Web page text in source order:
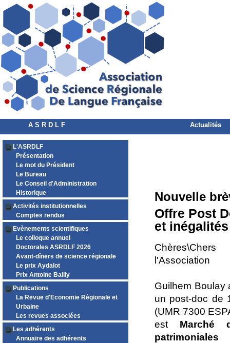
A S R D L F Actualités
L'ASRDLF
Présentation
Le mot du Président
Le Bureau
Le Conseil d'Administration
Historique
Activités institutionnelles
Comptes rendus
Evènements scientifiques
Le colloque annuel
Doctorales ASRDLF 2026
Avant-dîners de science régionale
Le prix Aydalot
Prix Antoine Bailly
Publications
La Revue d'Economie Régionale et
Urbaine
Les revues associées
Les adhérents
Annuaire des adhérents
Nouvelle
Offre Post
et
l'Association
Guilhem Boulay
un post-doc de
(UMR 7300
est Marché